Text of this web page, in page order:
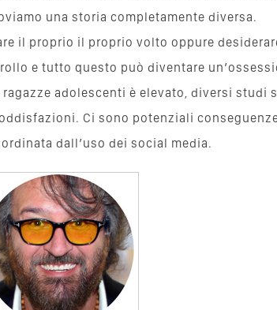
una storia completamente diversa.
il proprio il proprio volto oppure
e tutto questo può diventare
adolescenti è elevato, diversi studi
Ci sono potenziali
dall’uso dei social media.